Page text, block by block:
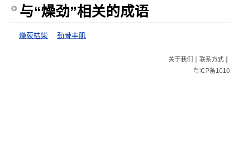
与“燥劲”相关的成语
燥荻枯柴 劲骨丰肌
关于我们 | 联系方式|
粤ICP备